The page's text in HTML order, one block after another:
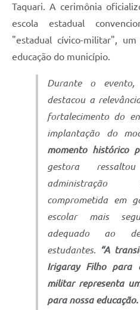
Taquari. A cerimônia
escola estadual
"estadual cívico-militar",
educação do município.
Durante o
destacou a
fortalecimento do
implantação do
momento histórico
gestora
comprometida em
escolar mais
adequado ao
estudantes.
“A
Irigaray Filho para
militar representa
para nossa